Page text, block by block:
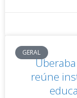
GERAL
reúne